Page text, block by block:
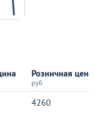
Розничная цена
руб
4260
₽
синяя ткань